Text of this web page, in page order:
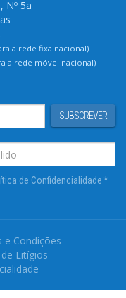
Nº 5a
a rede fixa nacional)
a rede móvel nacional)
SUBSCREVER
de Confidencialidade*
e Condições
Litígios